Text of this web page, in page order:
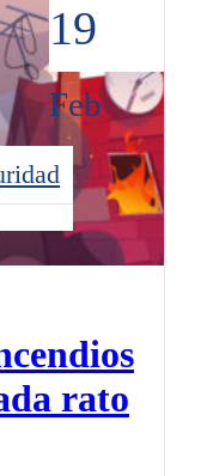
19
Feb
rato